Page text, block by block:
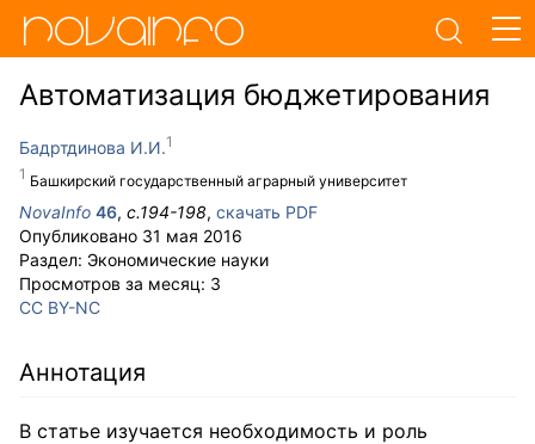
Автоматизация бюджетирования
Бадртдинова И.И.
Башкирский государственный аграрный университет
NovaInfo 46, с.194-198, скачать PDF
Опубликовано 31 мая 2016
Раздел: Экономические науки
Просмотров за месяц: 3
CC BY-NC
Аннотация
В статье изучается необходимость и роль